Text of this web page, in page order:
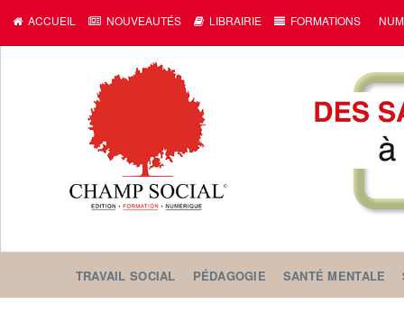
ACCUEIL NOUVEAUTÉS LIBRAIRIE FORMATIONS
TRAVAIL SOCIAL PÉDAGOGIE SANTÉ MENTALE